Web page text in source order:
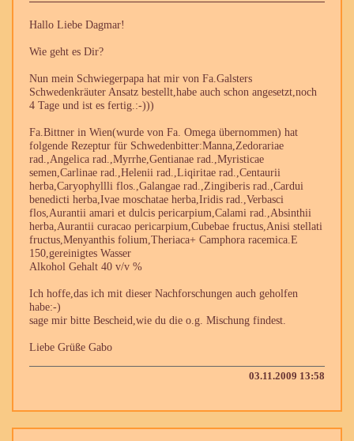
Hallo Liebe Dagmar!
Wie geht es Dir?
Nun mein Schwiegerpapa hat mir von Fa.Galsters
Schwedenkräuter Ansatz bestellt,habe auch schon angesetzt,noch
4 Tage und ist es fertig.:-)))
Fa.Bittner in Wien(wurde von Fa. Omega übernommen) hat
folgende Rezeptur für Schwedenbitter:Manna,Zedorariae
rad.,Angelica rad.,Myrrhe,Gentianae rad.,Myristicae
semen,Carlinae rad.,Helenii rad.,Liqiritae rad.,Centaurii
herba,Caryophyllli flos.,Galangae rad.,Zingiberis rad.,Cardui
benedicti herba,Ivae moschatae herba,Iridis rad.,Verbasci
flos,Aurantii amari et dulcis pericarpium,Calami rad.,Absinthii
herba,Aurantii curacao pericarpium,Cubebae fructus,Anisi stellati
fructus,Menyanthis folium,Theriaca+ Camphora racemica.E
150,gereinigtes Wasser
Alkohol Gehalt 40 v/v %
Ich hoffe,das ich mit dieser Nachforschungen auch geholfen
habe:-)
sage mir bitte Bescheid,wie du die o.g. Mischung findest.
Liebe Grüße Gabo
03.11.2009 13:58